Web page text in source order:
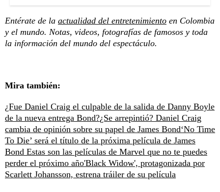
Entérate de la actualidad del entretenimiento en Colombia
y el mundo. Notas, videos, fotografías de famosos y toda
la información del mundo del espectáculo.
Mira también:
¿Fue Daniel Craig el culpable de la salida de Danny Boyle
de la nueva entrega Bond?¿Se arrepintió? Daniel Craig
cambia de opinión sobre su papel de James Bond‘No Time
To Die’ será el título de la próxima película de James
Bond Estas son las películas de Marvel que no te puedes
perder el próximo año'Black Widow', protagonizada por
Scarlett Johansson, estrena tráiler de su película